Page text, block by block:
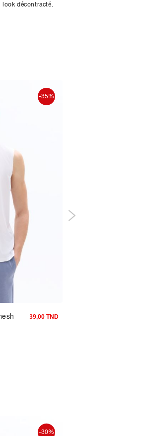
look décontracté.
-35%
39,00 TND
-30%